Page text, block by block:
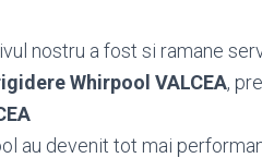
nostru a fost si ramane
Whirpool VALCEA,
au devenit tot mai